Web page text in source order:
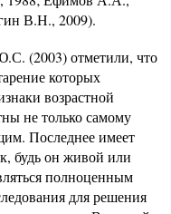
В.Н., 2009).
(2003) отметили, что
которых
возрастной
не только самому
Последнее имеет
будь он живой или
полноценным
для решения